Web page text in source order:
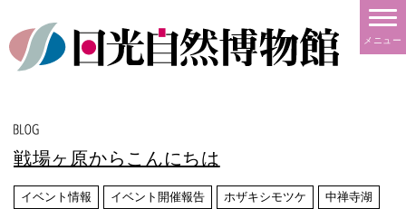
メニュー
戦場ヶ原からこんにちは
イベント情報 イベント開催報告 ホザキシモツケ 中禅寺湖